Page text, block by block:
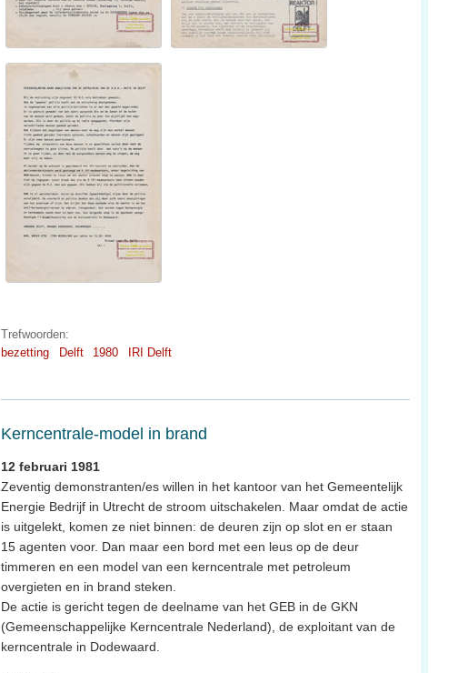
Trefwoorden:
bezetting
Delft 1980 IRI Delft
Kerncentrale-model in brand
12 februari 1981
Zeventig demonstranten/es willen in het kantoor van het Gemeentelijk
Energie Bedrijf in Utrecht de stroom uitschakelen. Maar omdat de actie
is uitgelekt, komen ze niet binnen: de deuren zijn op slot en er staan
15 agenten voor. Dan maar een bord met een leus op de deur
timmeren en een model van een kerncentrale met petroleum
overgieten en in brand steken.
De actie is gericht tegen de deelname van het GEB in de GKN
(Gemeenschappelijke Kerncentrale Nederland), de exploitant van de
kerncentrale in Dodewaard.